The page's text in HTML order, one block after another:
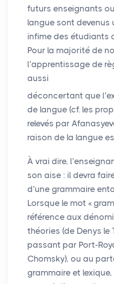
futurs enseignants
langue sont devenus
infime des étudiants
Pour la majorité de
l’apprentissage de
aussi
déconcertant que
de langue (cf. les
relevés par
raison de la langue
À vrai dire,
son aise : il devra
d’une grammaire
Lorsque le mot «
référence aux
théories (de Denys le
passant par Port-
Chomsky), ou au
grammaire et